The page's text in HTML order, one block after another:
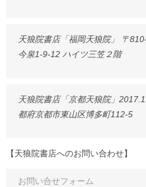
天狼院書店「福岡天狼院」 〒
今泉1-9-12 ハイツ三笠２階
天狼院書店「京都天狼院」
都府京都市東山区博多町112-5
【天狼院書店へのお問い合わせ】
お問い合せフォーム